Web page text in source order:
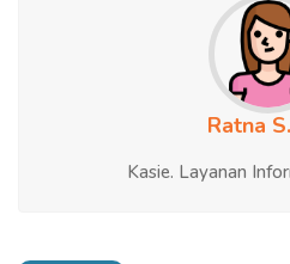
Ratna
Kasie. Layanan